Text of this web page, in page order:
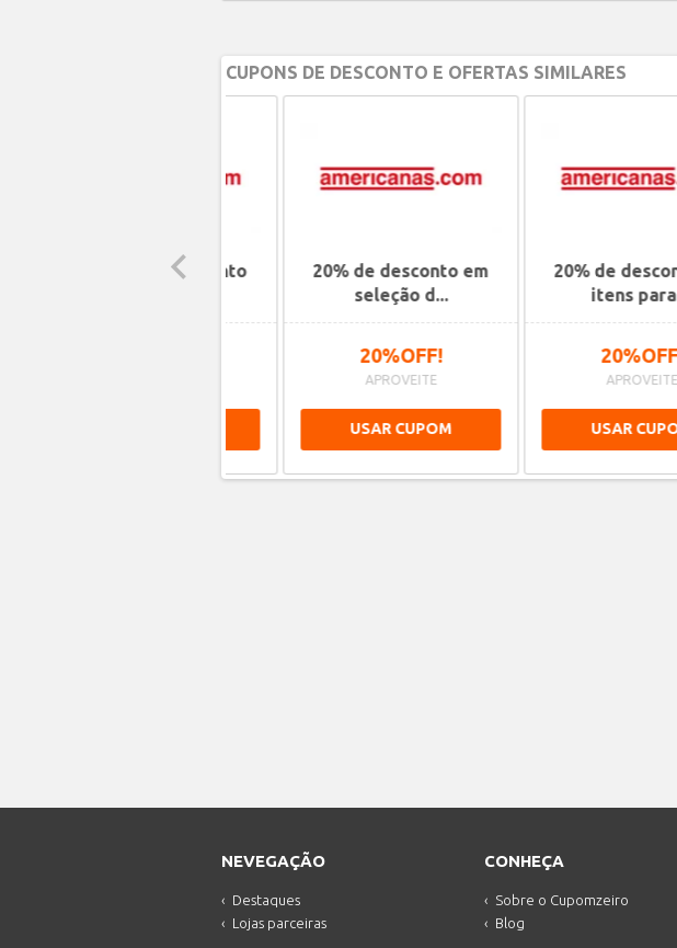
CUPONS DE DESCONTO E OFERTAS SIMILARES
R$10,00 de desconto
20% de desconto em
seleção d...
20%OFF!
APROVEITE
USAR CUPOM
20% de desconto em
itens para ...
20%OFF!
APROVEITE
USAR CUPOM
NEVEGAÇÃO
Destaques
Lojas parceiras
CONHEÇA
Sobre o Cupomzeiro
Blog